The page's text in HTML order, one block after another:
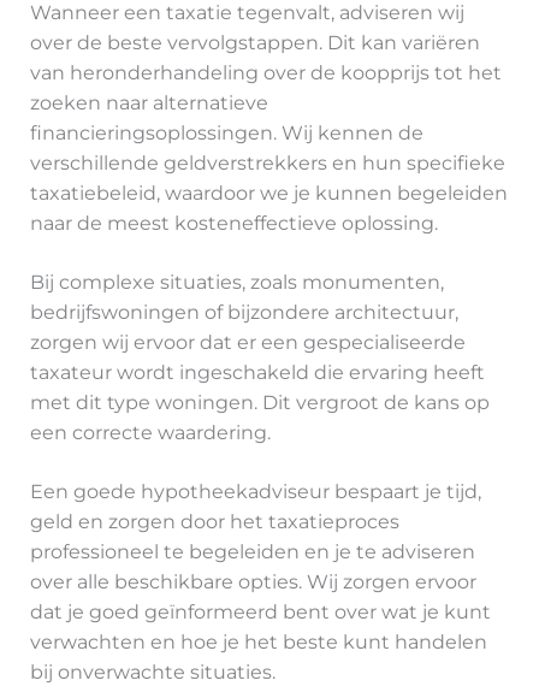
Wanneer een taxatie tegenvalt, adviseren wij
over de beste vervolgstappen. Dit kan variëren
van heronderhandeling over de koopprijs tot het
zoeken naar alternatieve
financieringsoplossingen. Wij kennen de
verschillende geldverstrekkers en hun specifieke
taxatiebeleid, waardoor we je kunnen begeleiden
naar de meest kosteneffectieve oplossing.
Bij complexe situaties, zoals monumenten,
bedrijfswoningen of bijzondere architectuur,
zorgen wij ervoor dat er een gespecialiseerde
taxateur wordt ingeschakeld die ervaring heeft
met dit type woningen. Dit vergroot de kans op
een correcte waardering.
Een goede hypotheekadviseur bespaart je tijd,
geld en zorgen door het taxatieproces
professioneel te begeleiden en je te adviseren
over alle beschikbare opties. Wij zorgen ervoor
dat je goed geïnformeerd bent over wat je kunt
verwachten en hoe je het beste kunt handelen
bij onverwachte situaties.